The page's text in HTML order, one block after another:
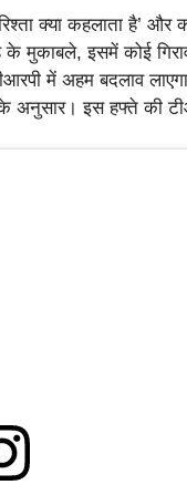
क्या कहलाता है’
के मुकाबले, इसमें कोई
में अहम बदलाव
के अनुसार। इस हफ्ते की